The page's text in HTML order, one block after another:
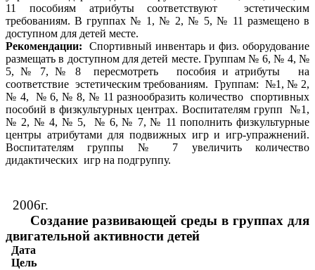
11 пособиям атрибуты соответствуют эстетическим
требованиям. В группах № 1, № 2, № 5, № 11 размещено в
доступном для детей месте.
Рекомендации: Спортивный инвентарь и физ. оборудование
размещать в доступном для детей месте. Группам № 6, № 4, №
5, № 7, № 8 пересмотреть пособия и атрибуты на
соответствие эстетическим требованиям. Группам: №1, № 2,
№ 4, № 6, № 8, № 11 разнообразить количество спортивных
пособий в физкультурных центрах. Воспитателям групп №1,
№ 2, № 4, № 5, № 6, № 7, № 11 пополнить физкультурные
центры атрибутами для подвижных игр и игр-упражнений.
Воспитателям группы № 7 увеличить количество
дидактических игр на подгруппу.
2006г.
Создание развивающей среды в группах для
двигательной активности детей
Дата
Цель